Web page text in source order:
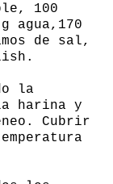
100
agua,170
de sal,
la
harina y
Cubrir